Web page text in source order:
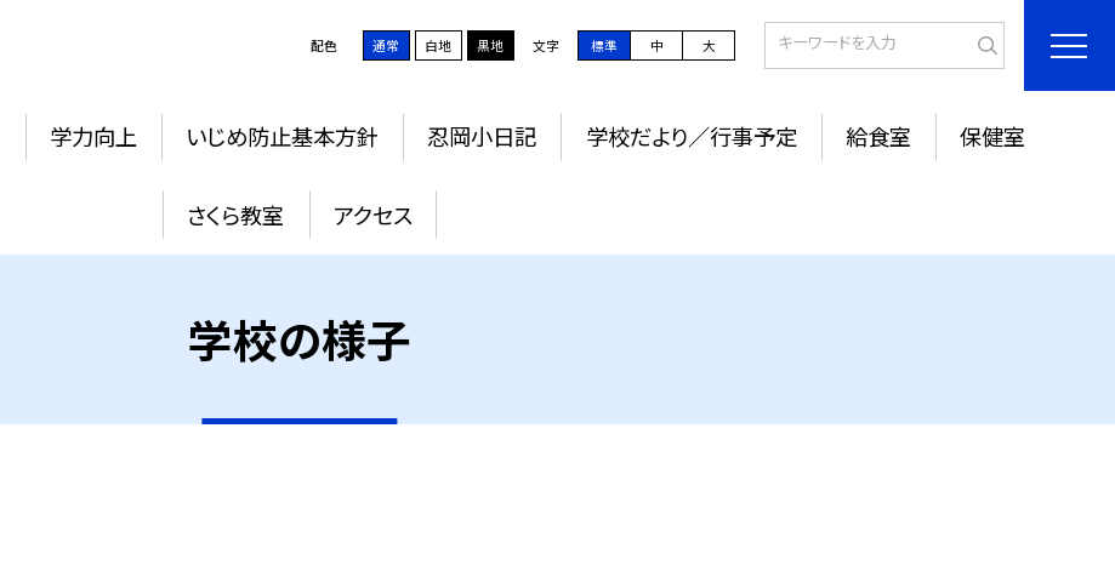
配色 通常 白地 黒地 文字 標準 中 大
学力向上 いじめ防止基本方針 忍岡小日記 学校だより／行事予定 給食室 保健室
さくら教室 アクセス
学校の様子